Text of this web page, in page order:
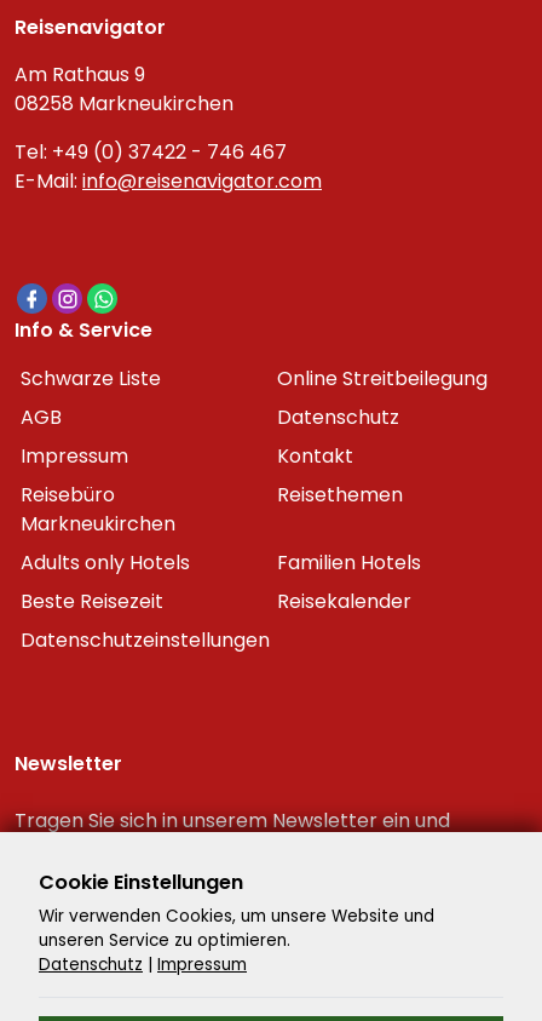
Reisenavigator
Am Rathaus 9
08258 Markneukirchen
Tel: +49 (0) 37422 - 746 467
E-Mail: info@reisenavigator.com
Info & Service
Schwarze Liste
Online Streitbeilegung
AGB
Datenschutz
Impressum
Kontakt
Reisebüro
Markneukirchen
Reisethemen
Adults only Hotels
Familien Hotels
Beste Reisezeit
Reisekalender
Datenschutzeinstellungen
Newsletter
Tragen Sie sich in unserem Newsletter ein und
Reiseschnäppchen!
Cookie Einstellungen
Wir verwenden Cookies, um unsere Website und
unseren Service zu optimieren.
Datenschutz | Impressum